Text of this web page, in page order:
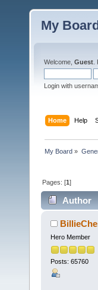
My
Welcome, Guest
Login with
Home Help
My Board »
Pages: [1]
Author
Hero Member
Posts: 65760